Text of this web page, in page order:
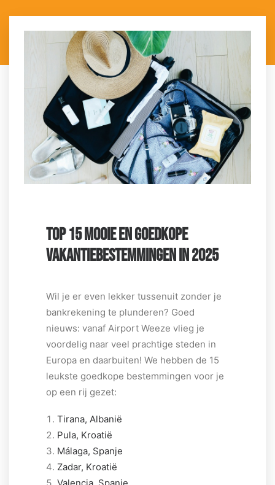
TOP 15 MOOIE EN GOEDKOPE
VAKANTIEBESTEMMINGEN IN 2025
Wil je er even lekker tussenuit zonder je
bankrekening te plunderen? Goed
nieuws: vanaf Airport Weeze vlieg je
voordelig naar veel prachtige steden in
Europa en daarbuiten! We hebben de 15
leukste goedkope bestemmingen voor je
op een rij gezet:
Tirana, Albanië
Pula, Kroatië
Málaga, Spanje
Zadar, Kroatië
Valencia, Spanje